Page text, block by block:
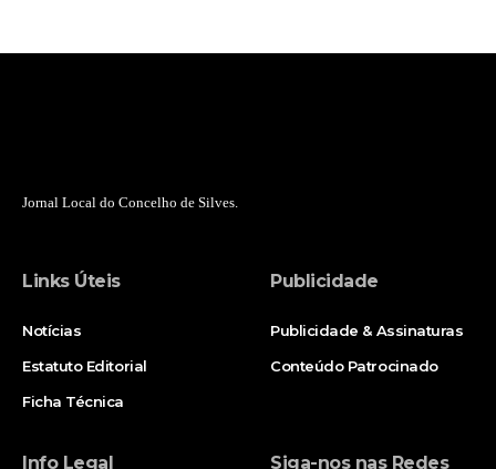
Jornal Local do Concelho de Silves.
Links Úteis
Notícias
Estatuto Editorial
Ficha Técnica
Publicidade
Publicidade & Assinaturas
Conteúdo Patrocinado
Info Legal Siga-nos nas Redes